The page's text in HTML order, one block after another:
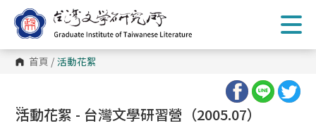
到
主
內
容 首頁 / 活動花絮
:::
活動花絮 - 台灣文學研習營（2005.07）